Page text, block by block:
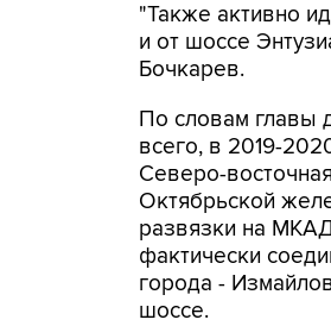
"Также активно
и от шоссе
Бочкарев.
По словам главы
всего, в 2019-
Северо-
Октябрьской
развязки на
фактически
города -
шоссе.